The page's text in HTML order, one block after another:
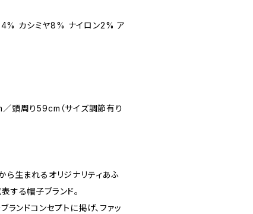
カシミヤ8% ナイロン2% ア
頭周り59cm（サイズ調節有り
ら生まれるオリジナリティあふ
する帽子ブランド。
ランドコンセプトに掲げ、ファッ